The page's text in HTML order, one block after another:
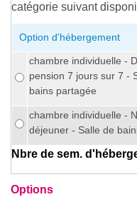
catégorie suivant
Option d'hébergement
chambre individuelle -
pension 7 jours sur 7 -
bains partagée
chambre individuelle -
déjeuner - Salle de
Nbre de sem.
Options